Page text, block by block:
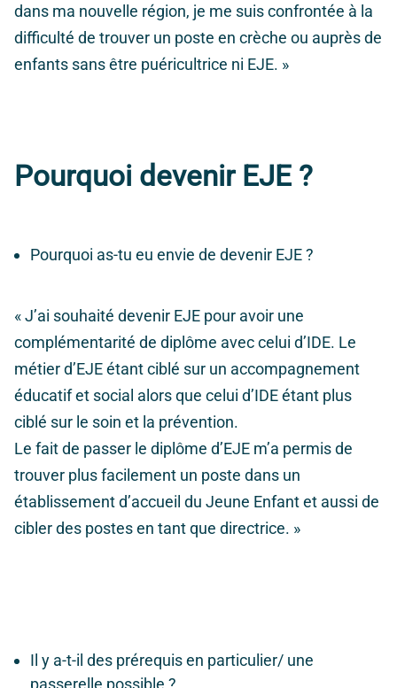
dans ma nouvelle région, je me suis confrontée à la
difficulté de trouver un poste en crèche ou auprès de
enfants sans être puéricultrice ni EJE. »
Pourquoi devenir EJE ?
Pourquoi as-tu eu envie de devenir EJE ?
« J’ai souhaité devenir EJE pour avoir une
complémentarité de diplôme avec celui d’IDE. Le
métier d’EJE étant ciblé sur un accompagnement
éducatif et social alors que celui d’IDE étant plus
ciblé sur le soin et la prévention.
Le fait de passer le diplôme d’EJE m’a permis de
trouver plus facilement un poste dans un
établissement d’accueil du Jeune Enfant et aussi de
cibler des postes en tant que directrice. »
Il y a-t-il des prérequis en particulier/ une
passerelle possible ?